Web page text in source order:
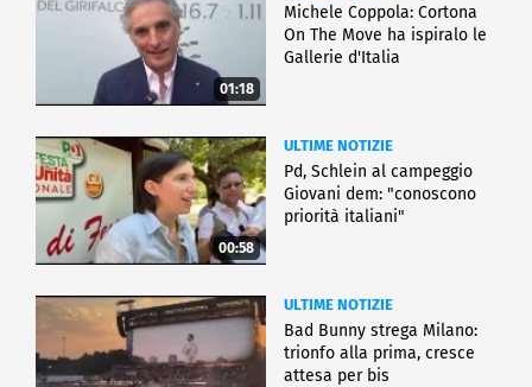
01:18
Michele Coppola: Cortona
On The Move ha ispiralo le
Gallerie d'Italia
00:58
ULTIME NOTIZIE
Pd, Schlein al campeggio
Giovani dem: "conoscono
priorità italiani"
ULTIME NOTIZIE
Bad Bunny strega Milano:
trionfo alla prima, cresce
attesa per bis